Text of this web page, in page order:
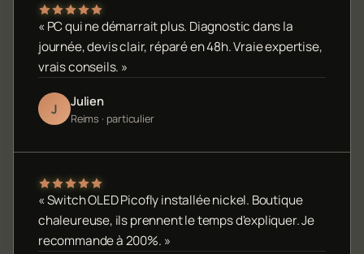
« PC qui ne démarrait plus. Diagnostic dans la
journée, devis clair, réparé en 48h. Vraie expertise,
vrais conseils. »
J Julien
Reims · particulier
« Switch OLED Picofly installée nickel. Boutique
chaleureuse, ils prennent le temps d'expliquer. Je
recommande à 200%. »